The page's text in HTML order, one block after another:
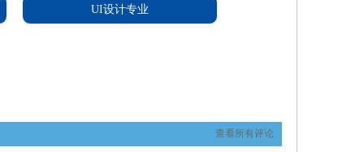
UI设计专业
查看所有评论